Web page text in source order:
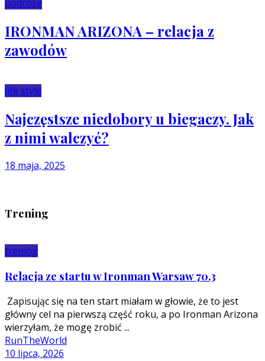
podróże
IRONMAN ARIZONA – relacja z
zawodów
life style
Najczęstsze niedobory u biegaczy. Jak
z nimi walczyć?
18 maja, 2025
Trening
trening
Relacja ze startu w Ironman Warsaw 70.3
Zapisując się na ten start miałam w głowie, że to jest
główny cel na pierwszą część roku, a po Ironman Arizona
wierzyłam, że mogę zrobić ...
RunTheWorld
10 lipca, 2026